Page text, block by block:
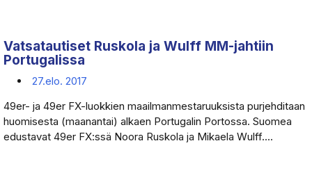
Vatsatautiset Ruskola ja Wulff MM-jahtiin
Portugalissa
27.elo. 2017
49er- ja 49er FX-luokkien maailmanmestaruuksista purjehditaan
huomisesta (maanantai) alkaen Portugalin Portossa. Suomea
edustavat 49er FX:ssä Noora Ruskola ja Mikaela Wulff....